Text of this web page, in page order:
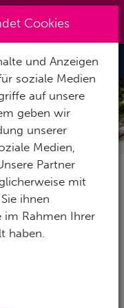
Toggle
reizvolle Insel
Cookies
und Anzeigen
soziale Medien
auf unsere
geben wir
unserer
Medien,
Partner
mit
ihnen
im Rahmen Ihrer
haben.